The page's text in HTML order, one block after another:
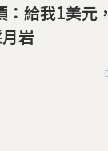
給我1美元，
岩